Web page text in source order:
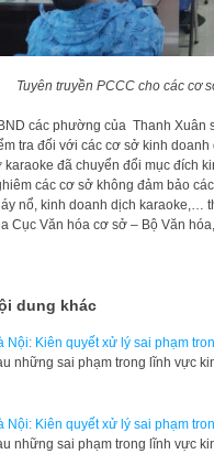
Tuyên truyền PCCC cho các cơ
các phường của Thanh Xuân
tra đối với các cơ sở kinh
karaoke đã chuyển đổi mục đích
các cơ sở không đảm bảo
nổ, kinh doanh dịch karaoke,…
Cục Văn hóa cơ sở – Bộ Văn
dung khác
Nội: Kiên quyết xử lý sai phạm
những sai phạm trong lĩnh vực
Nội: Kiên quyết xử lý sai phạm
những sai phạm trong lĩnh vực